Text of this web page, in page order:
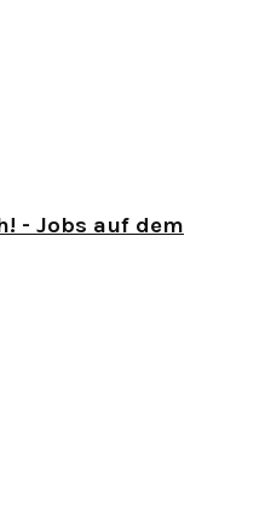
- Jobs auf dem